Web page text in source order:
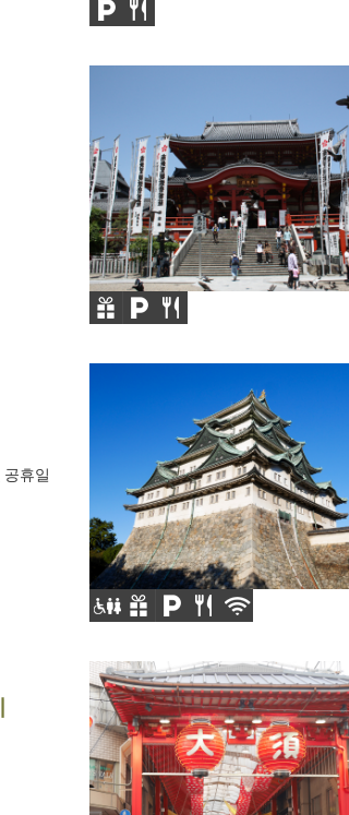
휴일